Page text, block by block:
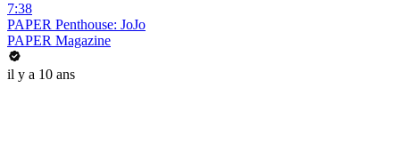
7:38
PAPER Penthouse: JoJo
PAPER Magazine
il y a 10 ans